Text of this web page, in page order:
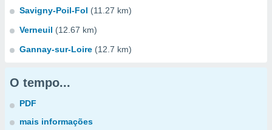
Savigny-Poil-Fol (11.27 km)
Verneuil (12.67 km)
Gannay-sur-Loire (12.7 km)
O tempo...
PDF
mais informações